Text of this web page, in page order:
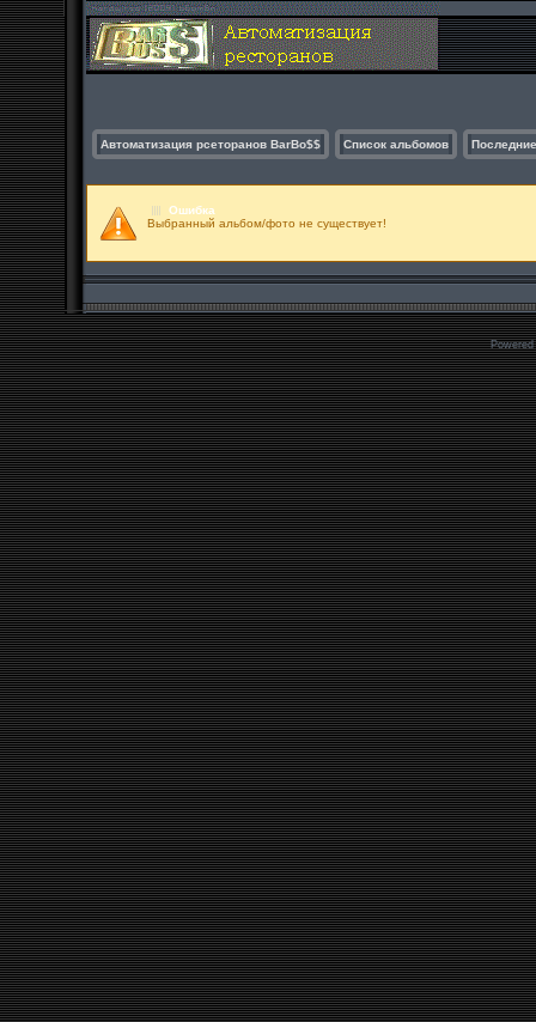
Автоматизация рсеторанов BarBo$$ Список альбомов
Ошибка
Выбранный альбом/фото не существует!